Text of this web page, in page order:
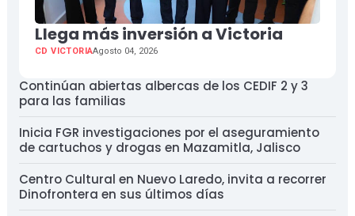
Llega más inversión a Victoria
CD VICTORIAAgosto 04, 2026
Continúan abiertas albercas de los CEDIF 2 y 3
para las familias
Inicia FGR investigaciones por el aseguramiento
de cartuchos y drogas en Mazamitla, Jalisco
Centro Cultural en Nuevo Laredo, invita a recorrer
Dinofrontera en sus últimos días